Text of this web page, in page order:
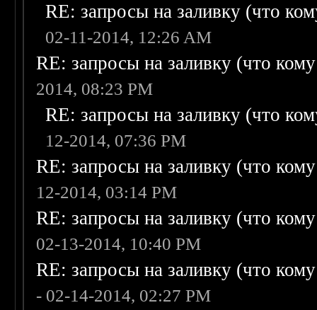
RE: запросы на заливку (что
02-11-2014, 12:26 AM
RE: запросы на заливку (что
2014, 08:23 PM
RE: запросы на заливку (что
12-2014, 07:36 PM
RE: запросы на заливку (что
12-2014, 03:14 PM
RE: запросы на заливку (что
02-13-2014, 10:40 PM
RE: запросы на заливку (что
- 02-14-2014, 02:27 PM